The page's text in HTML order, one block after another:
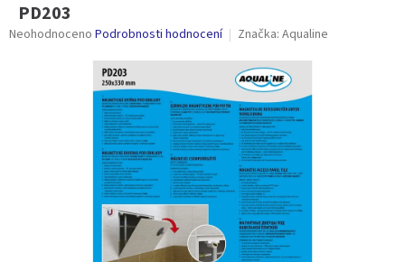
PD203
Průměrné
Neohodnoceno Podrobnosti hodnocení Značka: Aqualine